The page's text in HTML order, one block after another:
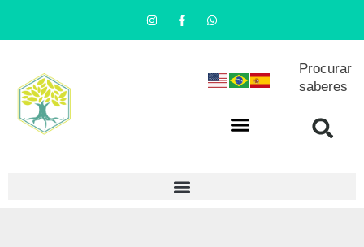
Procurar
saberes